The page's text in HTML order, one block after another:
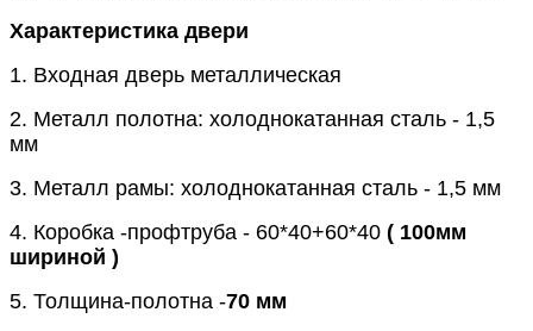
Характеристика двери
1. Входная дверь металлическая
2. Металл полотна: холоднокатанная сталь - 1,5
мм
3. Металл рамы: холоднокатанная сталь - 1,5 мм
4. Коробка -профтруба - 60*40+60*40 ( 100мм
шириной )
5. Толщина-полотна -70 мм